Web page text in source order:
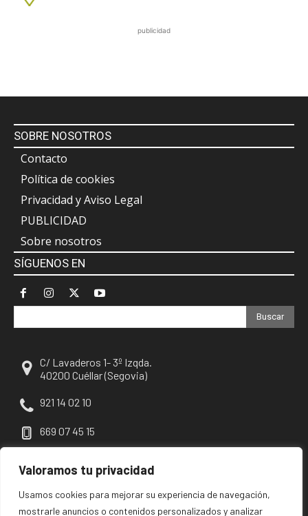
Valoramos tu privacidad
Usamos cookies para mejorar su experiencia de navegación,
mostrarle anuncios o contenidos personalizados y analizar
publicidad
SOBRE NOSOTROS
Contacto
Política de cookies
Privacidad y Aviso Legal
PUBLICIDAD
Sobre nosotros
SÍGUENOS EN
Buscar
C/ Lavaderos 1- 3º Izqda.
40200 Cuéllar (Segovia)
921 14 02 10
669 07 45 15